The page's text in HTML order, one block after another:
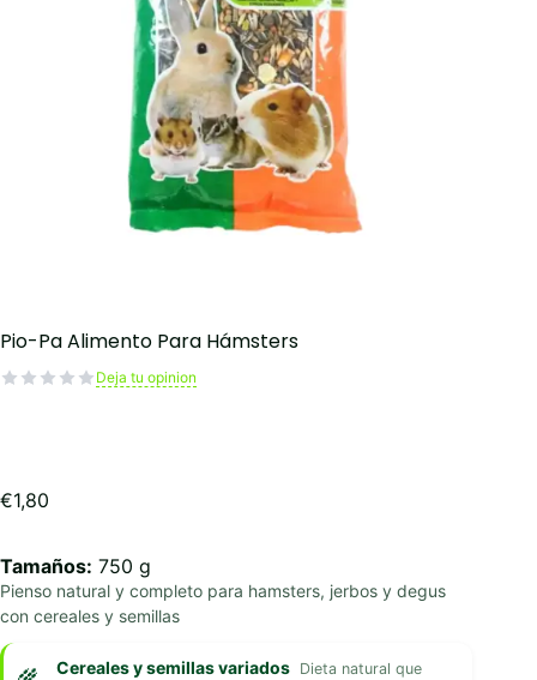
Pio-Pa Alimento Para Hámsters
Deja tu opinion
€1,80
Tamaños: 750 g
Pienso natural y completo para hamsters, jerbos y degus
con cereales y semillas
Cereales y semillas variados Dieta natural que